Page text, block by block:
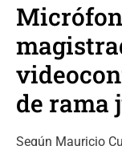
de rama
Según Mauricio